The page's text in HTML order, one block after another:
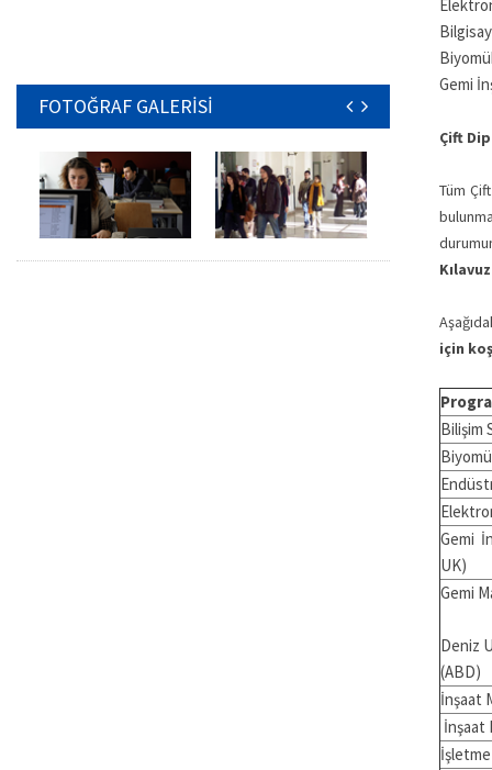
FOTOĞRAF GALERİSİ
Gemi
Çift
Tüm
için
Bilişim
Gemi
UK)
Gemi
Deniz
(ABD)
İnşaat
İnşaat